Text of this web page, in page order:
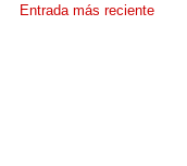
Entrada más reciente